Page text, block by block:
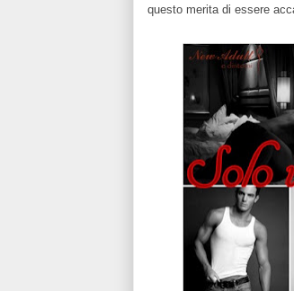
questo merita di essere